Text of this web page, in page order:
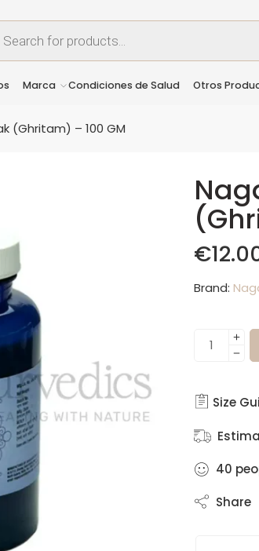
Marca Condiciones de Salud Otros
(Ghritam) – 100 GM
€
Brand:
Size
40
Share